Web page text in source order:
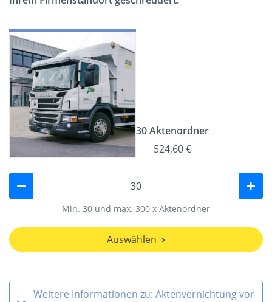
30 Aktenordner
524,60 €
Min. 30 und max. 300 x Aktenordner
Auswählen
Weitere Informationen zu: Aktenvernichtung vor